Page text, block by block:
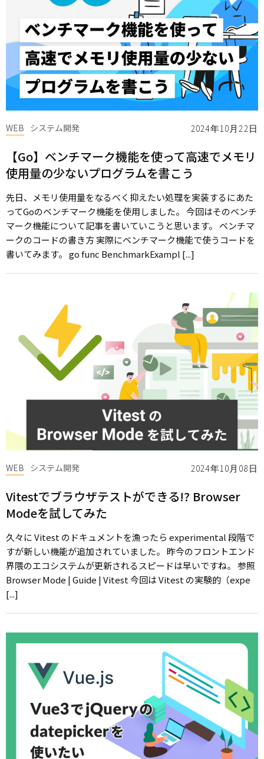
2024年10月22日
WEB システム開発
【Go】ベンチマーク機能を使って高速でメモリ
使用量の少ないプログラムを書こう
先日、メモリ使用量をなるべく抑えたい処理を実装するにあた
ってGoのベンチマーク機能を使用しました。 今回はそのベンチ
マーク機能について記事を書いていこうと思います。 ベンチマ
ークのコードの書き方 実際にベンチマーク機能で使うコードを
書いてみます。 go func BenchmarkExampl [...]
2024年10月08日
WEB システム開発
Vitestでブラウザテストができる!? Browser
Modeを試してみた
久々に Vitest のドキュメントを漁ったら experimental 段階で
すが新しい機能が追加されていました。 昨今のフロントエンド
界隈のエコシステムが更新されるスピードは早いですね。 参照
Browser Mode | Guide | Vitest 今回は Vitest の実験的（expe
[...]